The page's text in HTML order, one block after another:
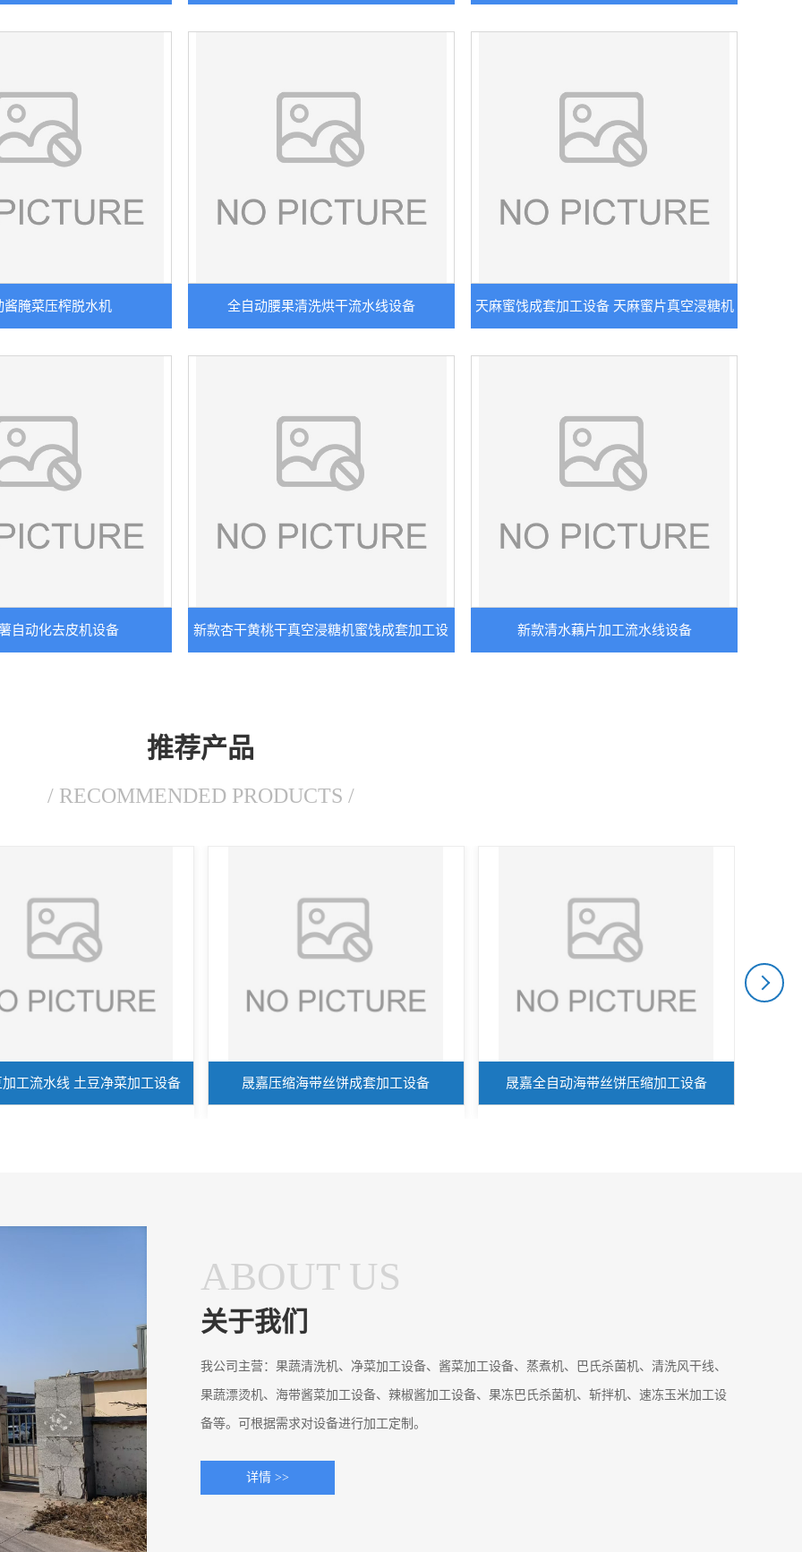
酱腌菜压榨脱水机 全自动腰果清洗烘干流水线设备 天麻蜜饯成套加工设备 天麻蜜片真空浸糖机
自动化去皮机设备 新款杏干黄桃干真空浸糖机蜜饯成套加工设 新款清水藕片加工流水线设备
推荐产品
/ RECOMMENDED PRODUCTS /
工流水线 土豆净菜加工设备 晟嘉压缩海带丝饼成套加工设备 晟嘉全自动海带丝饼压缩加工设备
ABOUT US
关于我们
我公司主营：果蔬清洗机、净菜加工设备、酱菜加工设备、蒸煮机、巴氏杀菌机、清洗风干线、
果蔬漂烫机、海带酱菜加工设备、辣椒酱加工设备、果冻巴氏杀菌机、斩拌机、速冻玉米加工设
备等。可根据需求对设备进行加工定制。
详情 >>